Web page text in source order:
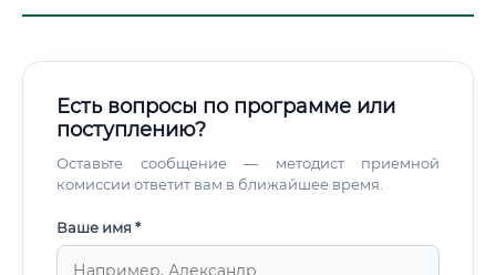
Есть вопросы по программе или
поступлению?
Оставьте сообщение — методист приемной
комиссии ответит вам в ближайшее время.
Ваше имя *